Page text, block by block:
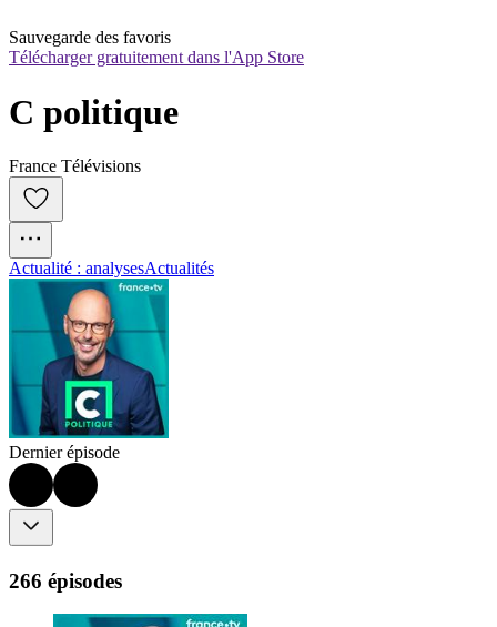
Sauvegarde des favoris
Télécharger gratuitement dans l'App Store
C politique
France Télévisions
Actualité : analysesActualités
Dernier épisode
266 épisodes